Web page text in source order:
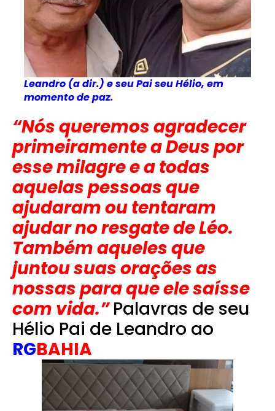
Leandro (a dir.) e seu Pai seu Hélio, em
momento de paz.
“Nós queremos agradecer
primeiramente a Deus por
esse milagre e a todas
aquelas pessoas que
ajudaram ou tentaram
ajudar no resgate de Léo.
Também aqueles que
juntou suas orações as
nossas para que ele saísse
com vida.” Palavras de seu
Hélio Pai de Leandro ao
RGBAHIA